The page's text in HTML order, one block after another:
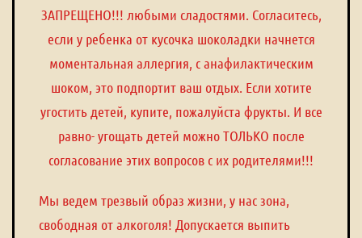
ЗАПРЕЩЕНО!!! любыми сладостями. Согласитесь,
если у ребенка от кусочка шоколадки начнется
моментальная аллергия, с анафилактическим
шоком, это подпортит ваш отдых. Если хотите
угостить детей, купите, пожалуйста фрукты. И все
равно- угощать детей можно ТОЛЬКО после
согласование этих вопросов с их родителями!!!
Мы ведем трезвый образ жизни, у нас зона,
свободная от алкоголя! Допускается выпить